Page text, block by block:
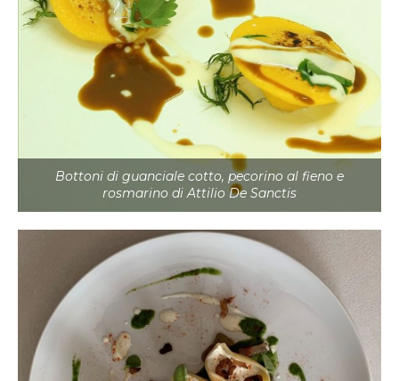
Bottoni di guanciale cotto, pecorino al fieno e
rosmarino di Attilio De Sanctis